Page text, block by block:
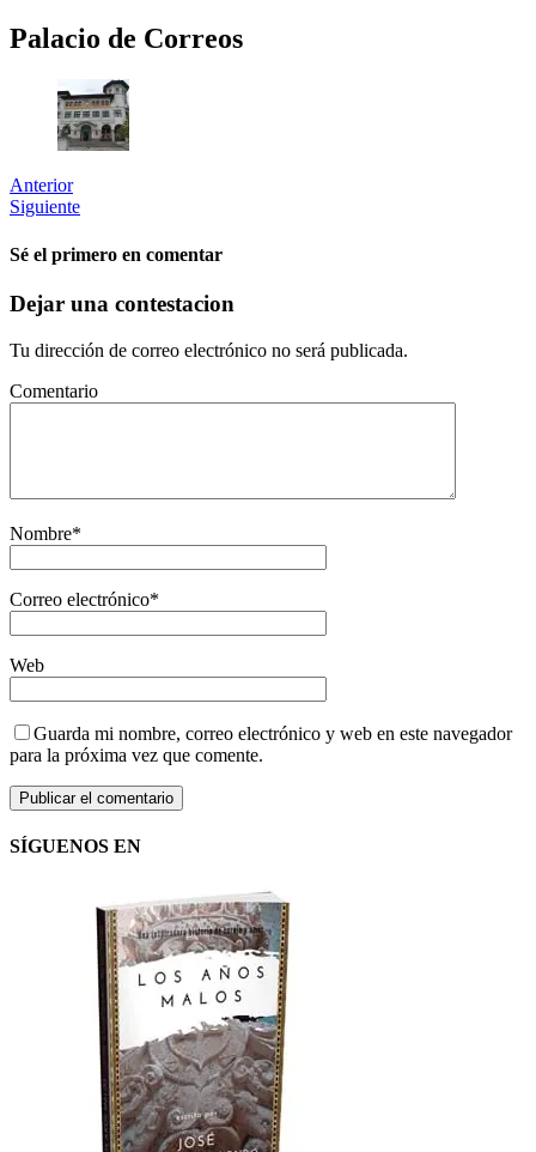
Palacio de Correos
Anterior
Siguiente
Sé el primero en comentar
Dejar una contestacion
Tu dirección de correo electrónico no será publicada.
Comentario
Nombre*
Correo electrónico*
Web
Guarda mi nombre, correo electrónico y web en este navegador
para la próxima vez que comente.
SÍGUENOS EN